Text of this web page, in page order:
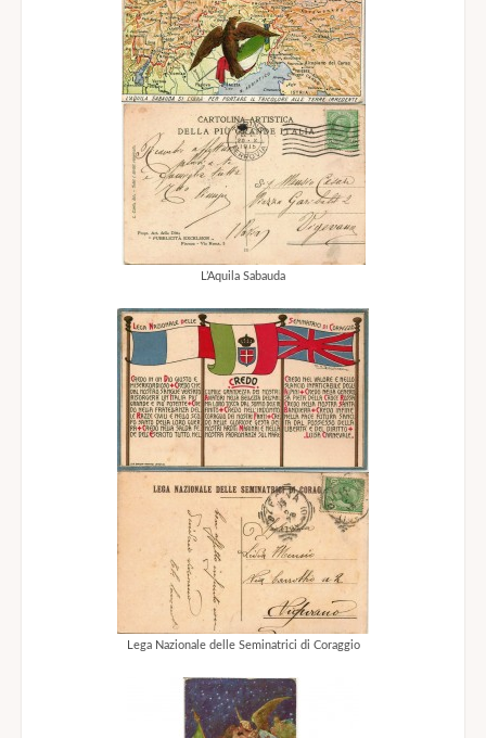
L’Aquila Sabauda
Lega Nazionale delle Seminatrici di Coraggio